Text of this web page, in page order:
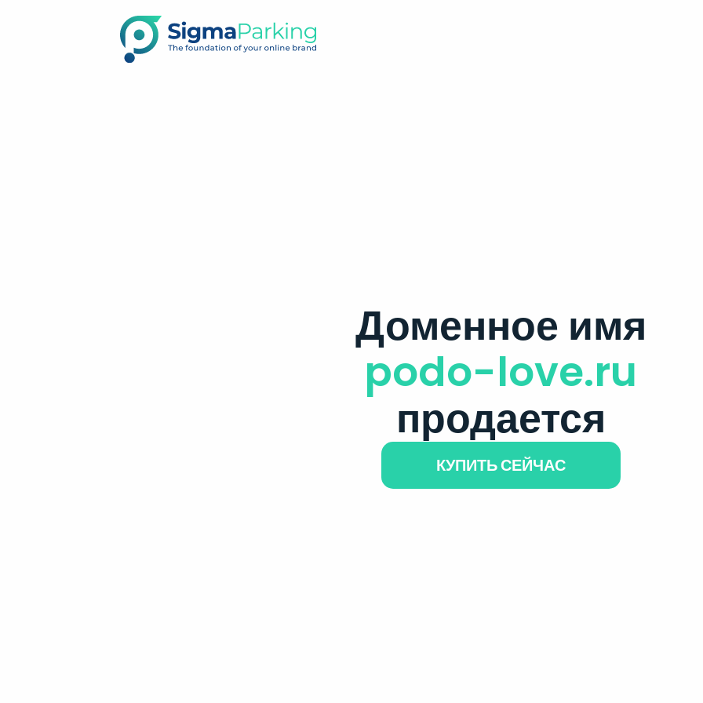
Доменное имя
podo-love.ru
продается
КУПИТЬ СЕЙЧАС